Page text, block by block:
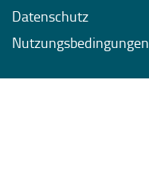
Datenschutz
Nutzungsbedingungen